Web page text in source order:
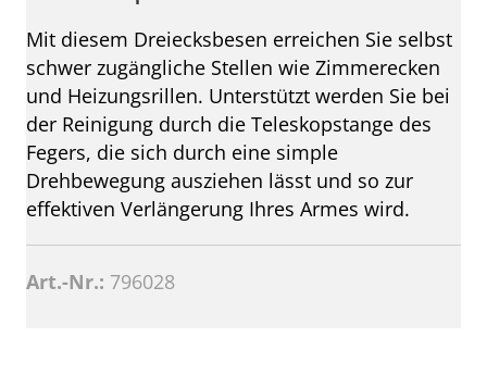
Mit diesem Dreiecksbesen erreichen Sie selbst
schwer zugängliche Stellen wie Zimmerecken
und Heizungsrillen. Unterstützt werden Sie bei
der Reinigung durch die Teleskopstange des
Fegers, die sich durch eine simple
Drehbewegung ausziehen lässt und so zur
effektiven Verlängerung Ihres Armes wird.
Art.-Nr.: 796028